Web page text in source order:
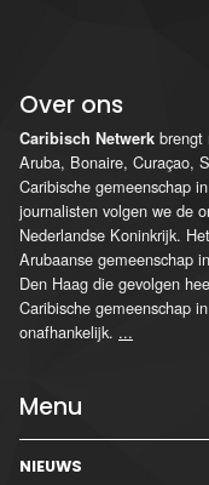
Over ons
Caribisch Netwerk brengt
Aruba, Bonaire, Curaçao,
Caribische gemeenschap
journalisten volgen we de
Nederlandse Koninkrijk.
Arubaanse gemeenschap
Den Haag die gevolgen
Caribische gemeenschap
onafhankelijk. ...
Menu
NIEUWS